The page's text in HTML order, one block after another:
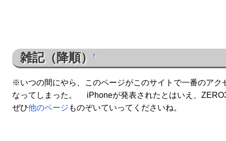
雑記（降順） †
※いつの間にやら、このページがこのサイトで一番のアク
なってしまった。 iPhoneが発表されたとはいえ、
ぜひ他のページ ものぞいていってくださいね。